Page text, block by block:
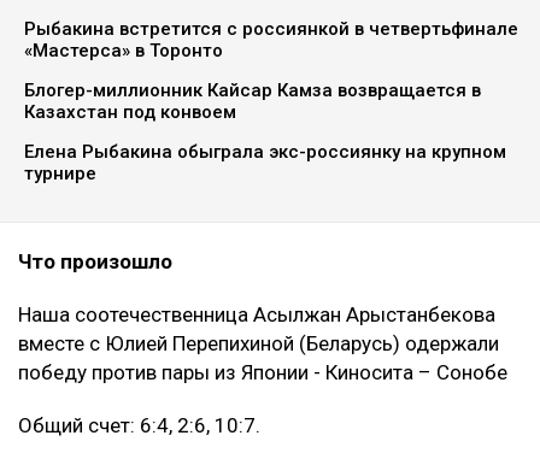
Рыбакина встретится с россиянкой в четвертьфинале
«Мастерса» в Торонто
Блогер-миллионник Кайсар Камза возвращается в
Казахстан под конвоем
Елена Рыбакина обыграла экс-россиянку на крупном
турнире
Что произошло
Наша соотечественница Асылжан Арыстанбекова
вместе с Юлией Перепихиной (Беларусь) одержали
победу против пары из Японии - Киносита – Сонобе
Общий счет: 6:4, 2:6, 10:7.